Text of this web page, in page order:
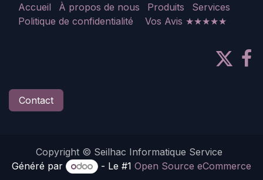
Accueil À propos de nous Produits
Services
Politique de confidentialité
Vos Avis ★★★★★
Contact
Copyright © Seilhac Informatique Service
Généré par
- Le #1 Open Source eCommerce